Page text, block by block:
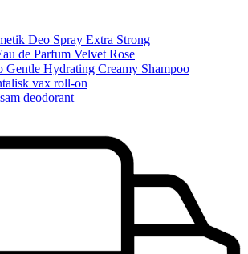
Deo Spray Extra Strong
de Parfum Velvet Rose
Gentle Hydrating Creamy Shampoo
vax roll-on
deodorant